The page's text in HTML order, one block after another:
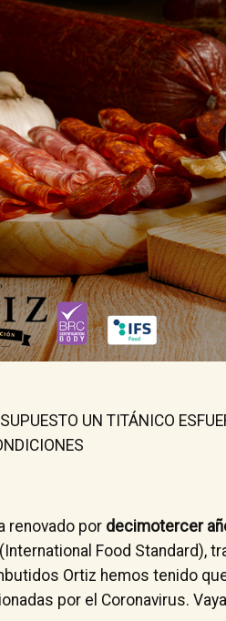
UN TITÁNICO
renovado por decimotercer
(International Food Standard),
Ortiz hemos tenido
por el Coronavirus.